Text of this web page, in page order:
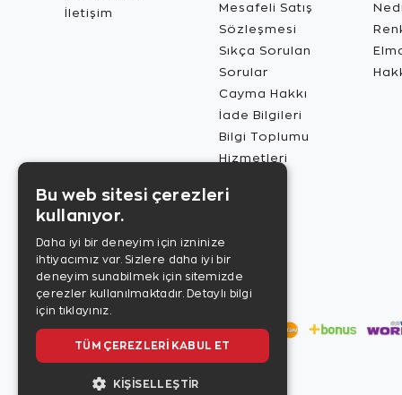
İletişim
Mesafeli Satış
Sözleşmesi
Sıkça Sorulan
Sorular
Cayma Hakkı
İade Bilgileri
Bilgi Toplumu
Hizmetleri
Bu web sitesi çerezleri
kullanıyor.
Daha iyi bir deneyim için izninize
ihtiyacımız var. Sizlere daha iyi bir
deneyim sunabilmek için sitemizde
çerezler kullanılmaktadır. Detaylı bilgi
için tıklayınız.
TÜM ÇEREZLERI KABUL ET
KIŞISELLEŞTIR